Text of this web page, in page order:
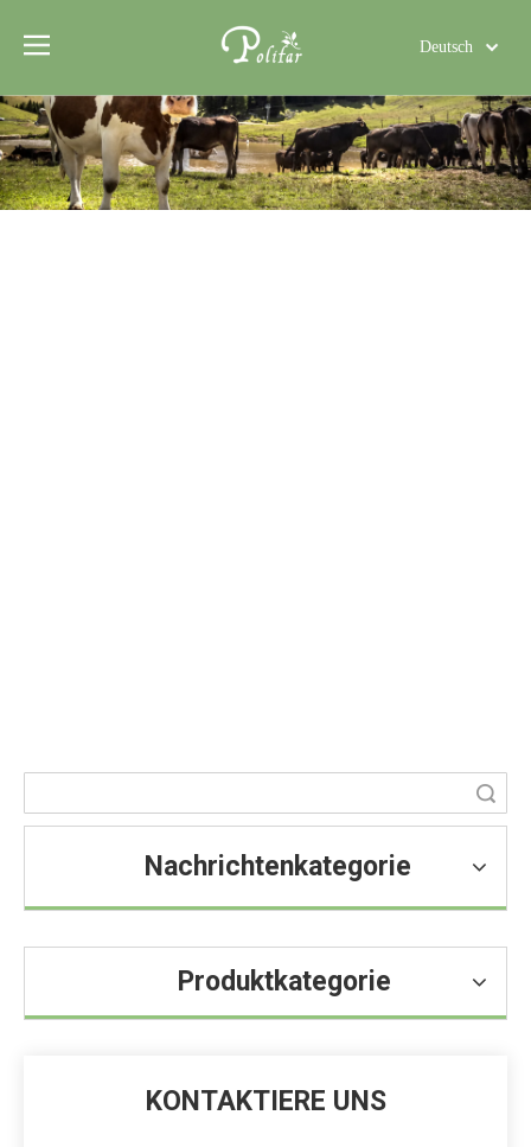
Deutsch
Polski
Tiếng Việt
Italiano
Nachrichtenkategorie
Produktkategorie
KONTAKTIERE UNS